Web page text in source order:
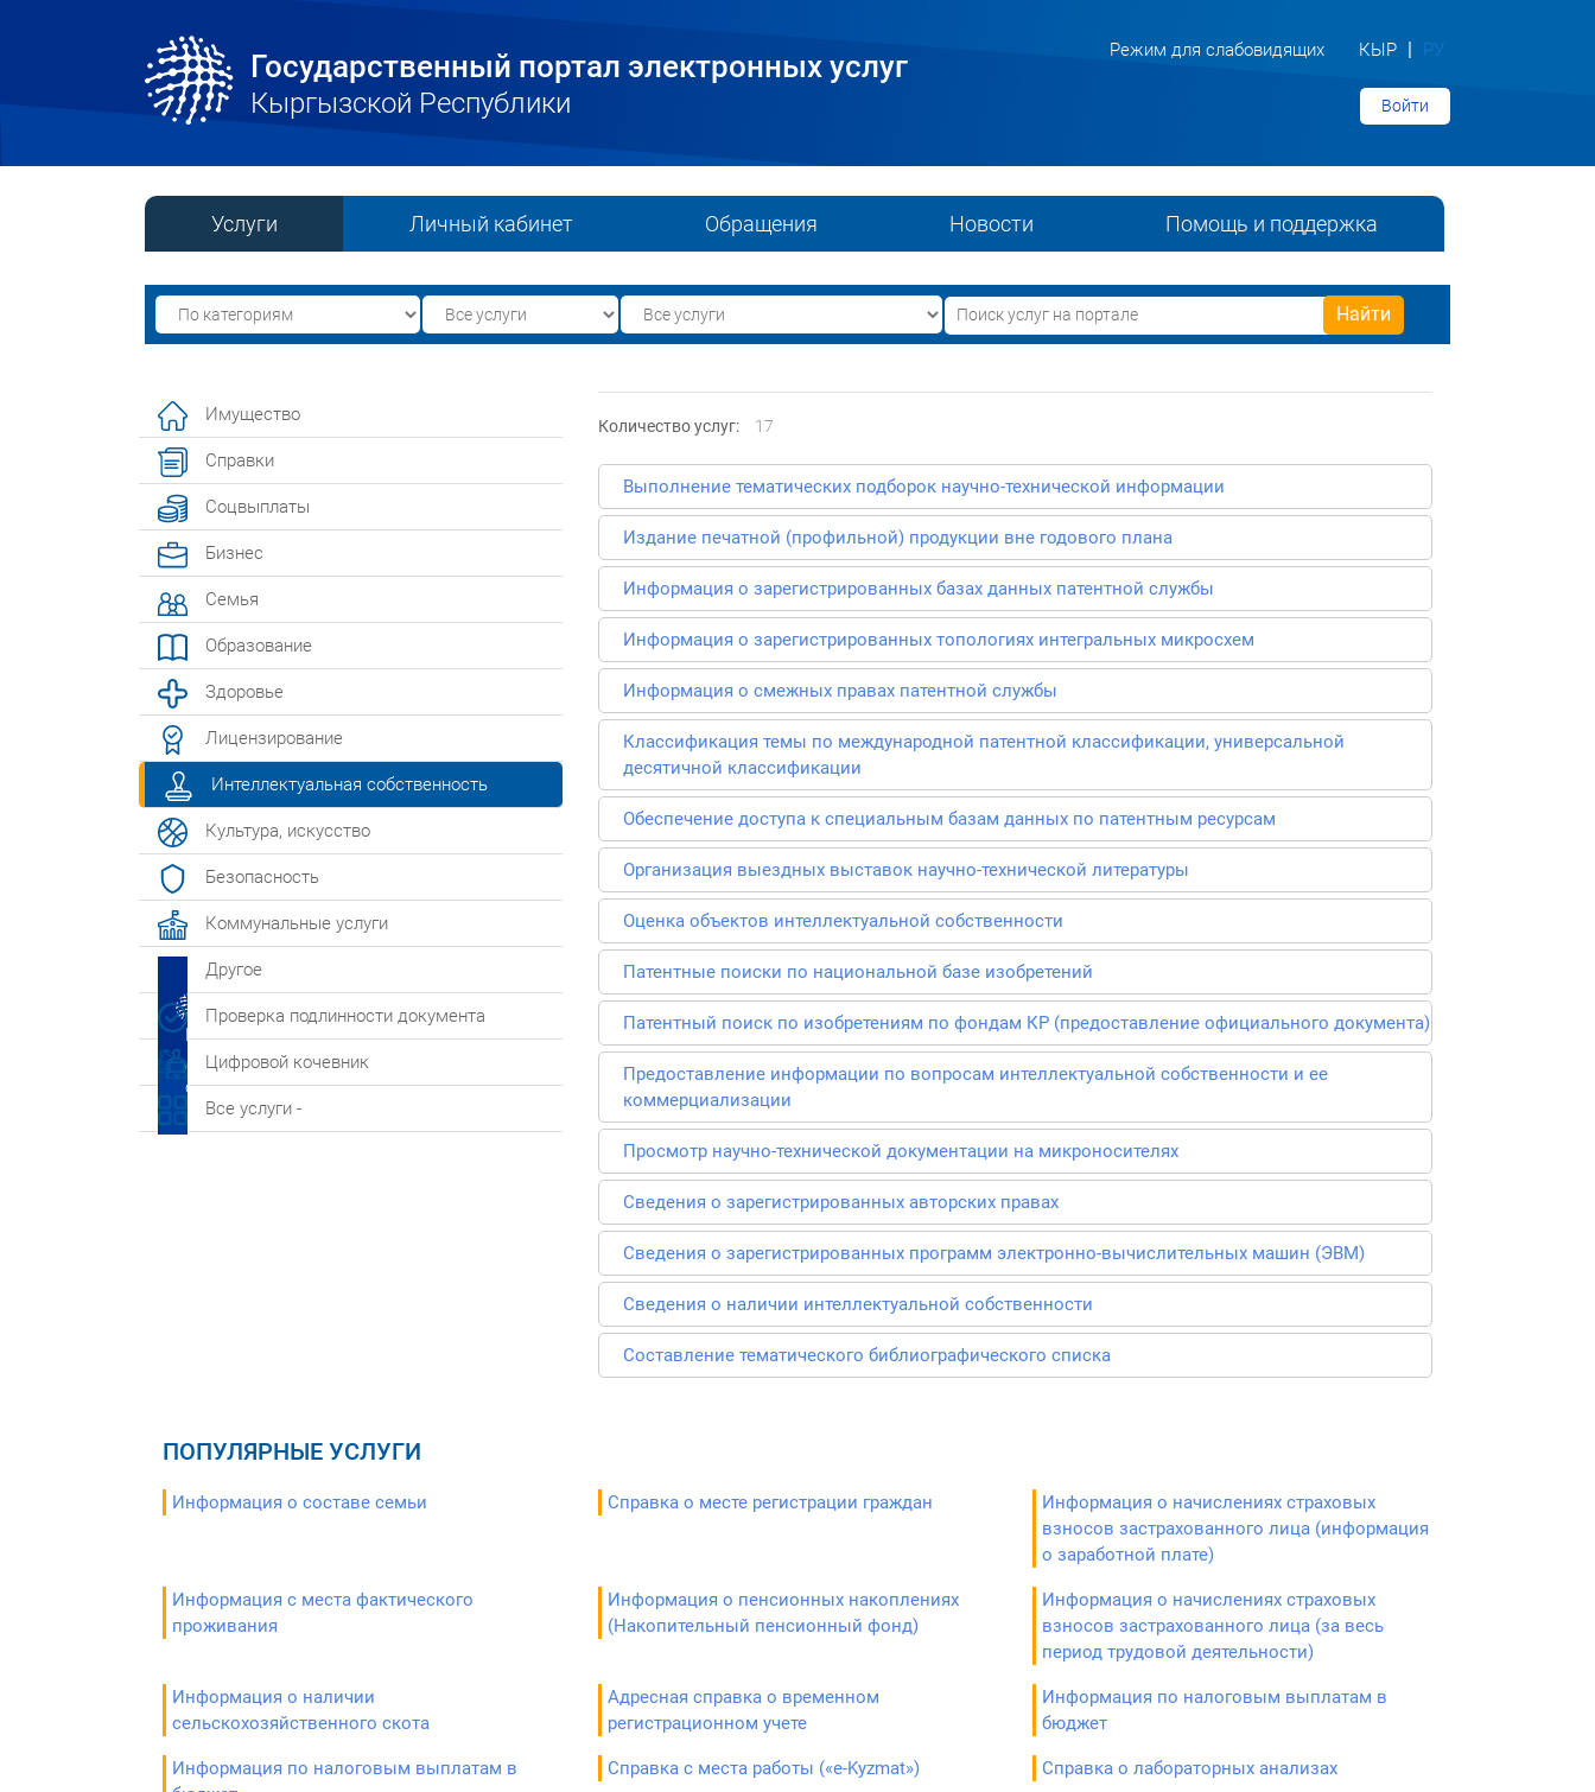
Государственный портал электронных услуг
Кыргызской Республики
Режим для слабовидящих КЫР | РУ
Войти
Услуги Личный кабинет Обращения Новости Помощь и поддержка
Имущество
Справки
Соцвыплаты
Бизнес
Семья
Образование
Здоровье
Лицензирование
Интеллектуальная собственность
Культура, искусство
Безопасность
Коммунальные услуги
Другое
Проверка подлинности документа
Цифровой кочевник
Все услуги -
Количество услуг: 17
Выполнение тематических подборок научно-технической информации
Издание печатной (профильной) продукции вне годового плана
Информация о зарегистрированных базах данных патентной службы
Информация о зарегистрированных топологиях интегральных микросхем
Информация о смежных правах патентной службы
Классификация темы по международной патентной классификации, универсальной
десятичной классификации
Обеспечение доступа к специальным базам данных по патентным ресурсам
Организация выездных выставок научно-технической литературы
Оценка объектов интеллектуальной собственности
Патентные поиски по национальной базе изобретений
Патентный поиск по изобретениям по фондам КР (предоставление официального документа)
Предоставление информации по вопросам интеллектуальной собственности и ее
коммерциализации
Просмотр научно-технической документации на микроносителях
Сведения о зарегистрированных авторских правах
Сведения о зарегистрированных программ электронно-вычислительных машин (ЭВМ)
Сведения о наличии интеллектуальной собственности
Составление тематического библиографического списка
ПОПУЛЯРНЫЕ УСЛУГИ
Информация о составе семьи Справка о месте регистрации граждан
Информация о начислениях страховых
взносов застрахованного лица (информация
о заработной плате)
Информация с места фактического
проживания
Информация о пенсионных накоплениях
(Накопительный пенсионный фонд)
Информация о начислениях страховых
взносов застрахованного лица (за весь
период трудовой деятельности)
Информация о наличии
сельскохозяйственного скота
Адресная справка о временном
регистрационном учете
Информация по налоговым выплатам в
бюджет
Информация по налоговым выплатам в
Справка с места работы («е-Kyzmat») Справка о лабораторных анализах